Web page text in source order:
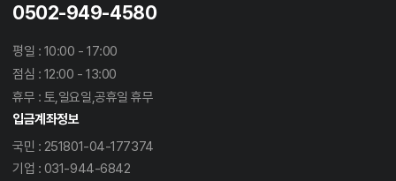
0502-949-4580
평일 : 10:00 - 17:00
점심 : 12:00 - 13:00
휴무 : 토,일요일,공휴일 휴무
입금계좌정보
국민 : 251801-04-177374
기업 : 031-944-6842